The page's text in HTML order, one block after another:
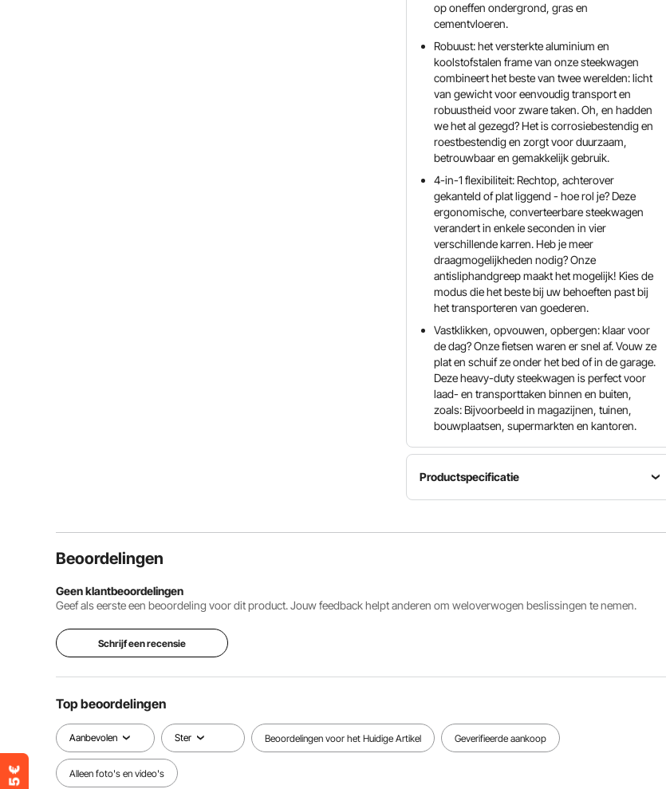
op oneffen ondergrond, gras en
cementvloeren.
Robuust: het versterkte aluminium en
koolstofstalen frame van onze steekwagen
combineert het beste van twee werelden: licht
van gewicht voor eenvoudig transport en
robuustheid voor zware taken. Oh, en hadden
we het al gezegd? Het is corrosiebestendig en
roestbestendig en zorgt voor duurzaam,
betrouwbaar en gemakkelijk gebruik.
4-in-1 flexibiliteit: Rechtop, achterover
gekanteld of plat liggend - hoe rol je? Deze
ergonomische, converteerbare steekwagen
verandert in enkele seconden in vier
verschillende karren. Heb je meer
draagmogelijkheden nodig? Onze
antisliphandgreep maakt het mogelijk! Kies de
modus die het beste bij uw behoeften past bij
het transporteren van goederen.
Vastklikken, opvouwen, opbergen: klaar voor
de dag? Onze fietsen waren er snel af. Vouw ze
plat en schuif ze onder het bed of in de garage.
Deze heavy-duty steekwagen is perfect voor
laad- en transporttaken binnen en buiten,
zoals: Bijvoorbeeld in magazijnen, tuinen,
bouwplaatsen, supermarkten en kantoren.
Productspecificatie
aal
454 kg
(800 lbs)
18,3 kg
(40,3 lbs)
510 x 1183
x 120 mm
(20 x 46,5
Beoordelingen
Geen klantbeoordelingen
Geef als eerste een beoordeling voor dit product. Jouw feedback helpt anderen om weloverwogen beslissingen te nemen.
Schrijf een recensie
Top beoordelingen
Aanbevolen Ster Beoordelingen voor het Huidige Artikel Geverifieerde aankoop
Alleen foto's en video's